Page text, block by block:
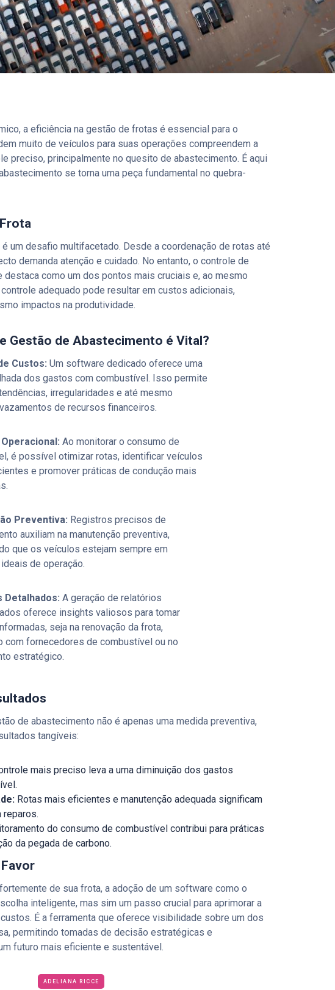
a eficiência na gestão de frotas é essencial para o
muito de veículos para suas operações compreendem a
preciso, principalmente no quesito de abastecimento. É aqui
se torna uma peça fundamental no quebra-
um desafio multifacetado. Desde a coordenação de rotas até
demanda atenção e cuidado. No entanto, o controle de
como um dos pontos mais cruciais e, ao mesmo
adequado pode resultar em custos adicionais,
impactos na produtividade.
Gestão de Abastecimento é Vital?
Custos: Um software dedicado oferece uma
dos gastos com combustível. Isso permite
irregularidades e até mesmo
de recursos financeiros.
Ao monitorar o consumo de
é possível otimizar rotas, identificar veículos
e promover práticas de condução mais
Preventiva: Registros precisos de
auxiliam na manutenção preventiva,
que os veículos estejam sempre em
de operação.
Detalhados: A geração de relatórios
oferece insights valiosos para tomar
seja na renovação da frota,
com fornecedores de combustível ou no
estratégico.
de abastecimento não é apenas uma medida preventiva,
tangíveis:
mais preciso leva a uma diminuição dos gastos
Rotas mais eficientes e manutenção adequada significam
reparos.
do consumo de combustível contribui para práticas
da pegada de carbono.
de sua frota, a adoção de um software como o
inteligente, mas sim um passo crucial para aprimorar a
É a ferramenta que oferece visibilidade sobre um dos
permitindo tomadas de decisão estratégicas e
futuro mais eficiente e sustentável.
ADELIANA RICCE